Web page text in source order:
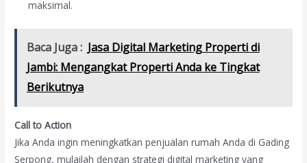
maksimal.
Baca Juga : Jasa Digital Marketing Properti di
Jambi: Mengangkat Properti Anda ke Tingkat
Berikutnya
Call to Action
Jika Anda ingin meningkatkan penjualan rumah Anda di Gading
Serpong, mulailah dengan strategi digital marketing yang